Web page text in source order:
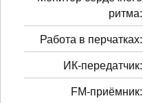
ритма:
Работа в перчатках:
ИК-передатчик:
FM-приёмник: